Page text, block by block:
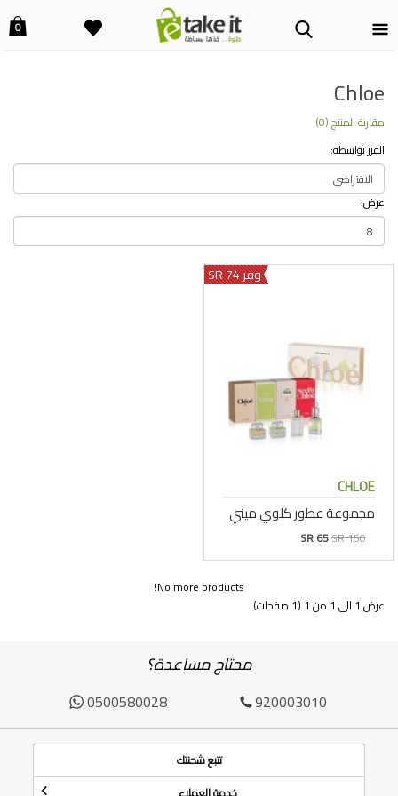
0
Chloe
مقارنة المنتج (0)
الفرز بواسطة:
عرض:
وفر 74 SR
CHLOE
مجموعة عطور كلوي ميني
SR 65SR 150
No more products!
عرض 1 الى 1 من 1 (1 صفحات)
محتاج مساعدة؟
920003010
0500580028
تتبع شحنتك